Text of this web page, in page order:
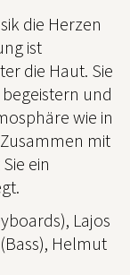
die Herzen
ist
die Haut. Sie
und
wie in
mit
ein
Lajos
Helmut